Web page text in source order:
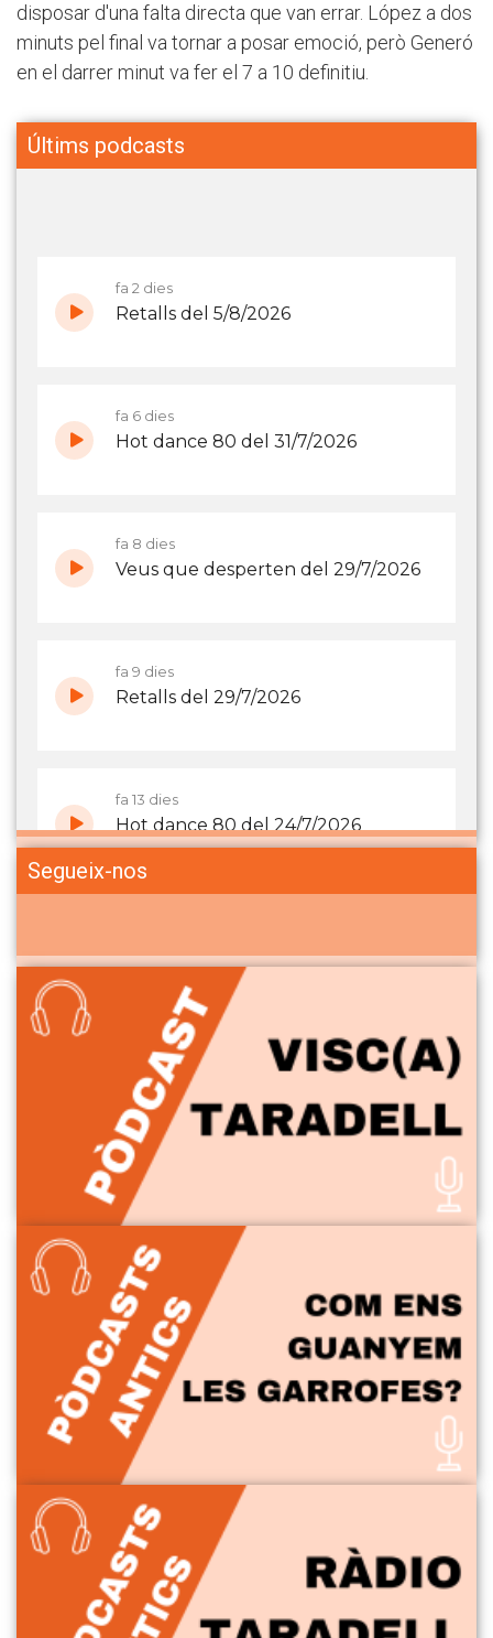
disposar d'una falta directa que van errar. López a dos
minuts pel final va tornar a posar emoció, però Generó
en el darrer minut va fer el 7 a 10 definitiu.
Últims podcasts
Segueix-nos